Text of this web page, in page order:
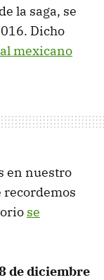
la saga, se
Dicho
mexicano
en nuestro
recordemos
se
de diciembre